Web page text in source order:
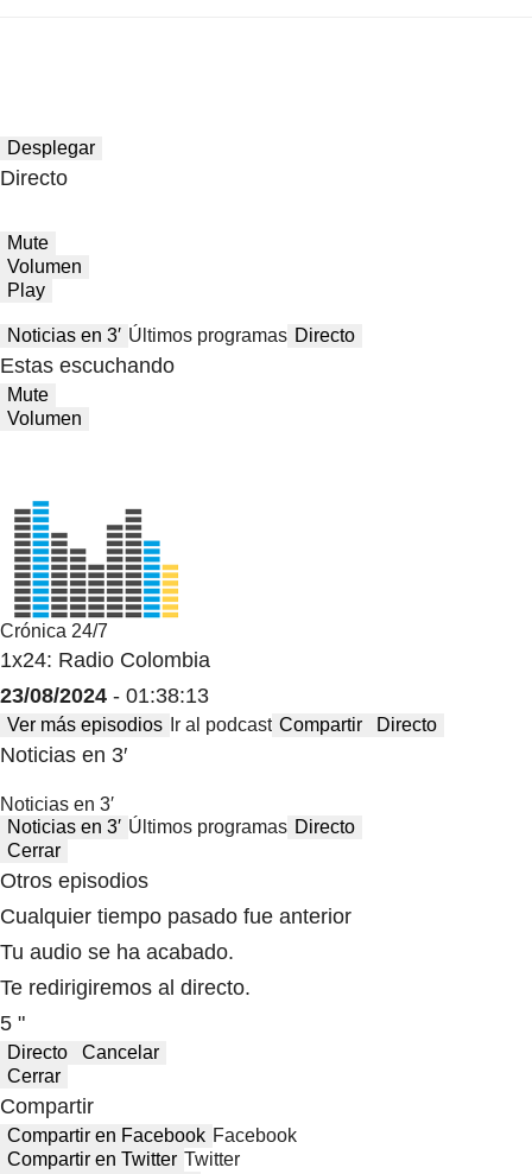
Desplegar
Directo
Mute
Volumen
Play
Noticias en 3′ Últimos programas Directo
Estas escuchando
Mute
Volumen
Crónica 24/7
1x24: Radio Colombia
23/08/2024 - 01:38:13
Ver más episodios Ir al podcast Compartir Directo
Noticias en 3′
Noticias en 3′
Noticias en 3′ Últimos programas Directo
Cerrar
Otros episodios
Cualquier tiempo pasado fue anterior
Tu audio se ha acabado.
Te redirigiremos al directo.
5 "
Directo
Cancelar
Cerrar
Compartir
Compartir en Facebook Facebook
Compartir en Twitter Twitter